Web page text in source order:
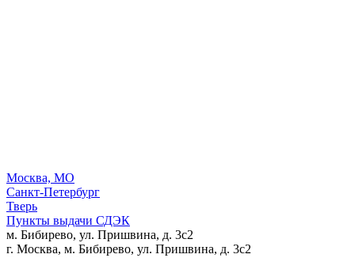
Москва, МО
Санкт-Петербург
Тверь
Пункты выдачи СДЭК
м. Бибирево, ул. Пришвина, д. 3с2
г. Москва, м. Бибирево, ул. Пришвина, д. 3с2